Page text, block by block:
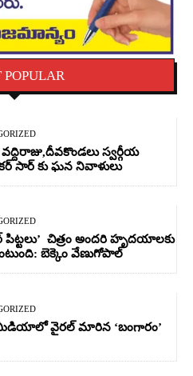
POPULAR
స్వర్గీయ
సార్ కు ఘన నివాళులు
పిట్టలు’ చిత్రం అందరి హృదయాలకు
బెక్కెం వేణుగోపాల్‌
వైరల్ మారిన ‘బంగారం’